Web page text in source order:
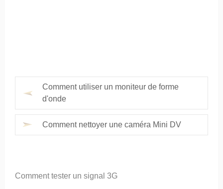
Comment utiliser un moniteur de forme
d'onde
Comment nettoyer une caméra Mini DV
Comment tester un signal 3G